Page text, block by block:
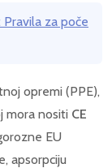
za poče
opremi (PPE),
mora nositi CE
EU
apsorpciju